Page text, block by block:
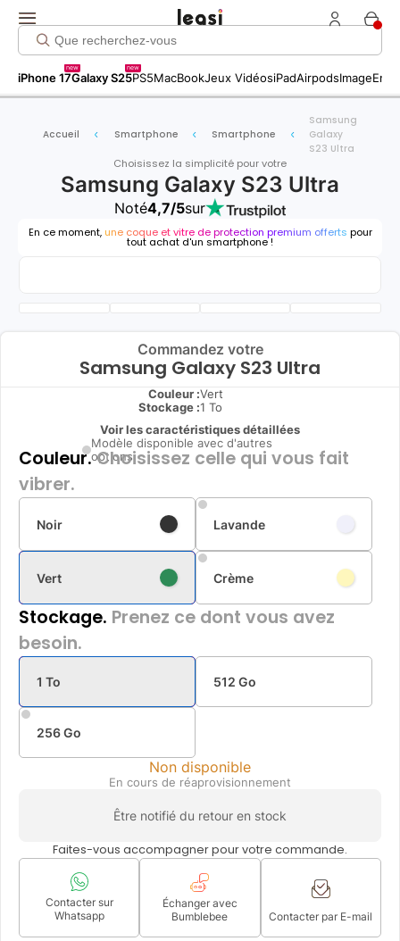
iPhone 17
new
Galaxy S25
new
PS5MacBookJeux VidéosiPadAirpodsImage
Accueil Smartphone Smartphone
Samsung
Galaxy
S23 Ultra
Choisissez la simplicité pour votre
Samsung Galaxy S23 Ultra
Noté4,7/5sur
En ce moment, une coque et vitre de protection premium offerts pour
tout achat d'un smartphone !
Commandez votre
Samsung Galaxy S23 Ultra
Couleur :Vert
Stockage :1 To
Voir les caractéristiques détaillées
Modèle disponible avec d'autres
options
Couleur.Choisissez celle qui vous fait
vibrer.
Noir Lavande
Vert Crème
Stockage. Prenez ce dont vous avez
besoin.
1 To 512 Go
256 Go
Non disponible
En cours de réaprovisionnement
Être notifié du retour en stock
Faites-vous accompagner pour votre commande.
Contacter sur
Whatsapp
Échanger avec
Bumblebee
Contacter par E-mail